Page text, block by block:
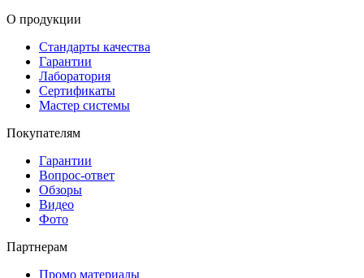
О продукции
Стандарты качества
Гарантии
Лаборатория
Сертификаты
Мастер системы
Покупателям
Гарантии
Вопрос-ответ
Обзоры
Видео
Фото
Партнерам
Промо материалы